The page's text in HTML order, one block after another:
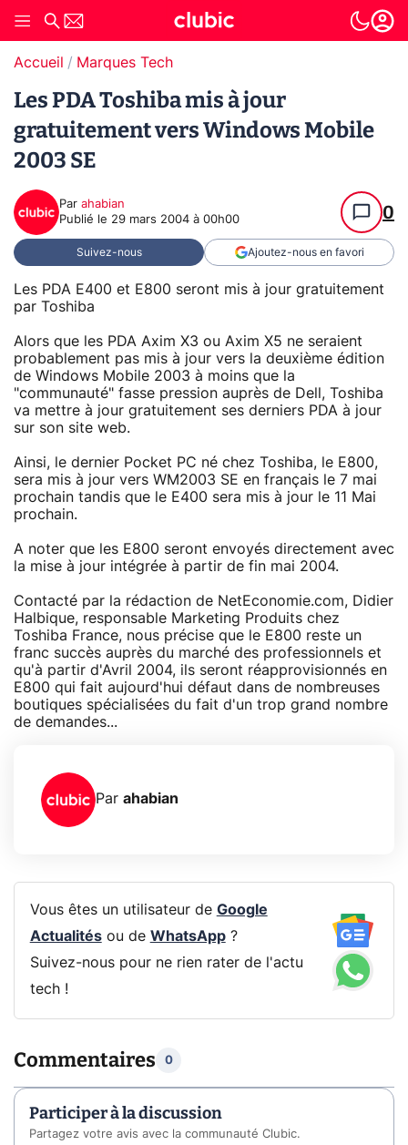
Accueil Marques Tech
Les PDA Toshiba mis à jour
gratuitement vers Windows Mobile
2003 SE
Par ahabian
Publié le 29 mars 2004 à 00h00 0
Suivez-nous Ajoutez-nous en favori
Les PDA E400 et E800 seront mis à jour gratuitement
par Toshiba
Alors que les PDA Axim X3 ou Axim X5 ne seraient
probablement pas mis à jour vers la deuxième édition
de Windows Mobile 2003 à moins que la
"communauté" fasse pression auprès de Dell, Toshiba
va mettre à jour gratuitement ses derniers PDA à jour
sur son site web.
Ainsi, le dernier Pocket PC né chez Toshiba, le E800,
sera mis à jour vers WM2003 SE en français le 7 mai
prochain tandis que le E400 sera mis à jour le 11 Mai
prochain.
A noter que les E800 seront envoyés directement avec
la mise à jour intégrée à partir de fin mai 2004.
Contacté par la rédaction de NetEconomie.com, Didier
Halbique, responsable Marketing Produits chez
Toshiba France, nous précise que le E800 reste un
franc succès auprès du marché des professionnels et
qu'à partir d'Avril 2004, ils seront réapprovisionnés en
E800 qui fait aujourd'hui défaut dans de nombreuses
boutiques spécialisées du fait d'un trop grand nombre
de demandes...
Par ahabian
Vous êtes un utilisateur de Google
Actualitésou de WhatsApp?
Suivez-nous pour ne rien rater de l'actu
tech !
Commentaires 0
Participer à la discussion
Partagez votre avis avec la communauté Clubic.